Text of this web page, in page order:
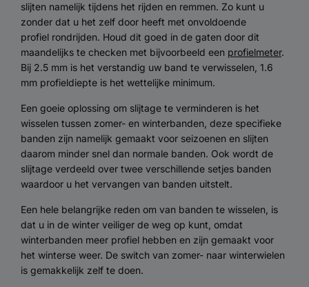
slijten namelijk tijdens het rijden en remmen. Zo kunt u
zonder dat u het zelf door heeft met onvoldoende
profiel rondrijden. Houd dit goed in de gaten door dit
maandelijks te checken met bijvoorbeeld een profielmeter.
Bij 2.5 mm is het verstandig uw band te verwisselen, 1.6
mm profieldiepte is het wettelijke minimum.
Een goeie oplossing om slijtage te verminderen is het
wisselen tussen zomer- en winterbanden, deze specifieke
banden zijn namelijk gemaakt voor seizoenen en slijten
daarom minder snel dan normale banden. Ook wordt de
slijtage verdeeld over twee verschillende setjes banden
waardoor u het vervangen van banden uitstelt.
Een hele belangrijke reden om van banden te wisselen, is
dat u in de winter veiliger de weg op kunt, omdat
winterbanden meer profiel hebben en zijn gemaakt voor
het winterse weer. De switch van zomer- naar winterwielen
is gemakkelijk zelf te doen.